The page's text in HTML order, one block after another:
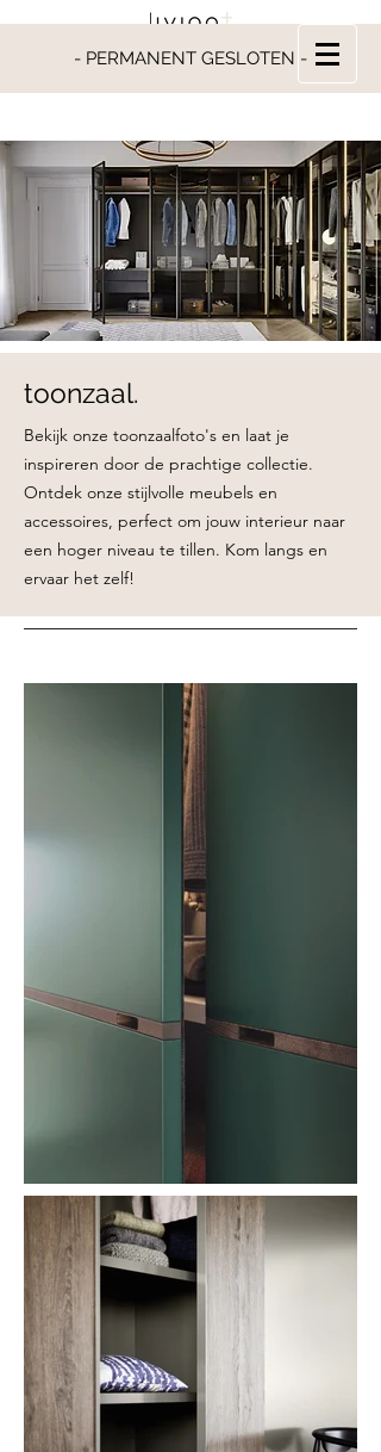
- PERMANENT GESLOTEN -
toonzaal.
Bekijk onze toonzaalfoto's en laat je
inspireren door de prachtige collectie.
Ontdek onze stijlvolle meubels en
accessoires, perfect om jouw interieur naar
een hoger niveau te tillen. Kom langs en
ervaar het zelf!